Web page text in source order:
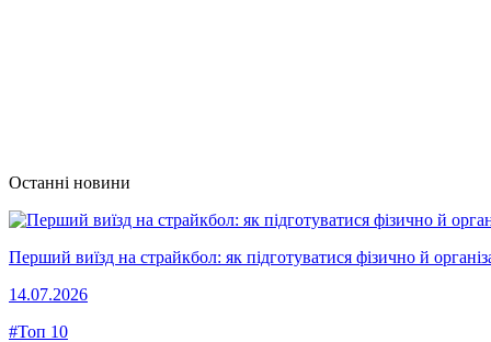
Останні новини
Перший виїзд на страйкбол: як підготуватися фізично й
14.07.2026
#Топ 10